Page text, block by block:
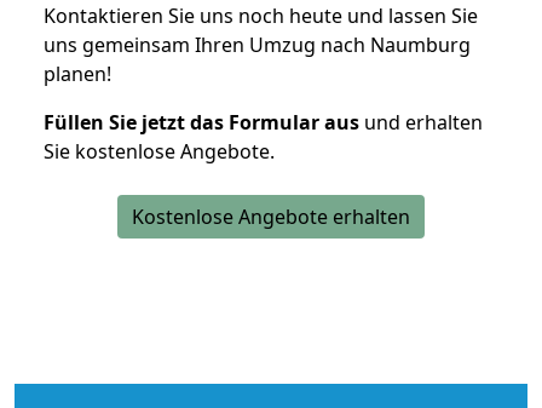
Kontaktieren Sie uns noch heute und lassen Sie
uns gemeinsam Ihren Umzug nach Naumburg
planen!
Füllen Sie jetzt das Formular aus und erhalten
Sie kostenlose Angebote.
Kostenlose Angebote erhalten